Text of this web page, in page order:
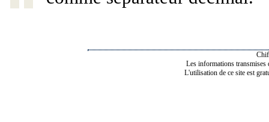
Les informations transmises
L'utilisation de ce site est